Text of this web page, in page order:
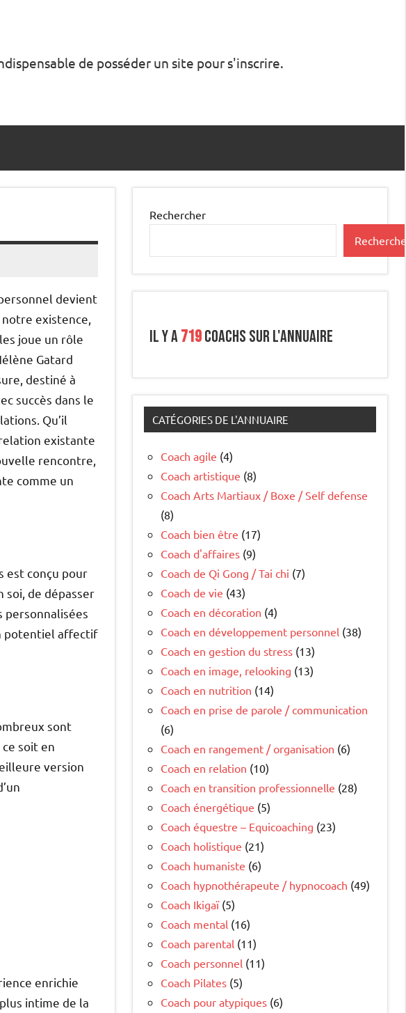
de posséder un site pour s'inscrire.
devient
existence,
joue un rôle
Gatard
destiné à
succès dans le
Qu’il
existante
rencontre,
comme un
est conçu pour
soi, de dépasser
personnalisées
potentiel affectif
sont
soit en
version
enrichie
intime de la
Rechercher
Il y a719coachs sur l'annuaire
CATÉGORIES DE L'ANNUAIRE
Coach agile (4)
Coach artistique (8)
Coach Arts Martiaux / Boxe / Self defense
(8)
Coach bien être (17)
Coach d'affaires (9)
Coach de Qi Gong / Tai chi (7)
Coach de vie (43)
Coach en décoration (4)
Coach en développement personnel (38)
Coach en gestion du stress (13)
Coach en image, relooking (13)
Coach en nutrition (14)
Coach en prise de parole / communication
(6)
Coach en rangement / organisation (6)
Coach en relation (10)
Coach en transition professionnelle (28)
Coach énergétique (5)
Coach équestre – Equicoaching (23)
Coach holistique (21)
Coach humaniste (6)
Coach hypnothérapeute / hypnocoach (49)
Coach Ikigaï(5)
Coach mental (16)
Coach parental (11)
Coach personnel (11)
Coach Pilates (5)
Coach pour atypiques (6)